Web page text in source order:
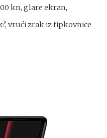
kn, glare ekran,
vrući zrak iz tipkovnice